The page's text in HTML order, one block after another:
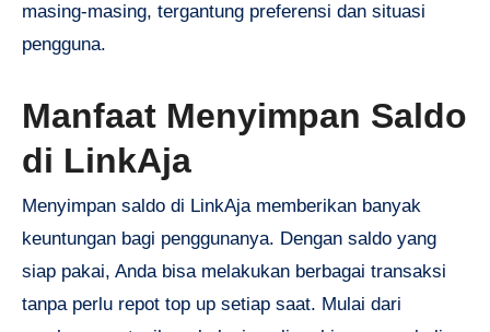
masing-masing, tergantung preferensi dan situasi
pengguna.
Manfaat Menyimpan Saldo
di LinkAja
Menyimpan saldo di LinkAja memberikan banyak
keuntungan bagi penggunanya. Dengan saldo yang
siap pakai, Anda bisa melakukan berbagai transaksi
tanpa perlu repot top up setiap saat. Mulai dari